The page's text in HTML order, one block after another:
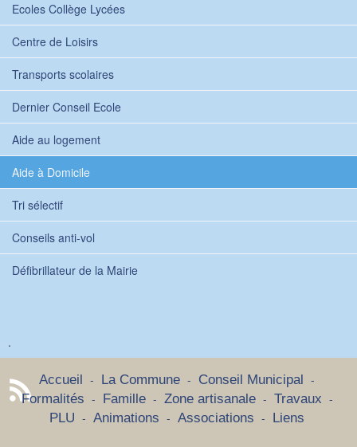
Ecoles Collège Lycées
Centre de Loisirs
Transports scolaires
Dernier Conseil Ecole
Aide au logement
Aide à Domicile
Tri sélectif
Conseils anti-vol
Défibrillateur de la Mairie
.
Accueil - La Commune - Conseil Municipal -
Formalités - Famille - Zone artisanale - Travaux -
PLU - Animations - Associations - Liens